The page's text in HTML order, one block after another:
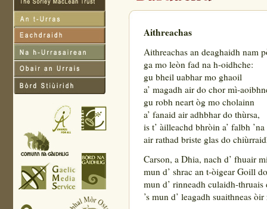
Aithreachas
Aithreachas an deaghaidh nam
ga mo leòn fad na h-oidhche:
gu bheil uabhar mo ghaoil
a’ magadh air do chor mì-
gu robh neart òg mo cholainn
a’ fanaid air adhbhar do thùrsa,
is t’ àilleachd bhròin a’ falbh
air rathad briste glas do
Carson, a Dhia, nach d’ fhuair
mun d’ shrac an t-òigear Goill
mun d’ rinneadh culaidh-thruais
’s mun d’ leagadh suaithneas